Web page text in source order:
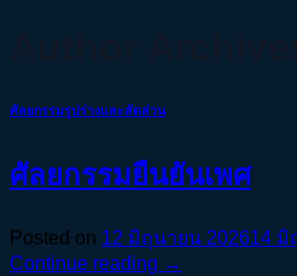
ศัลยกรรมรูปร่างและสัดส่วน
ศัลยกรรมยืนยันเพศ
Posted on 12 มิถุนายน 202614 มิ
Continue reading →